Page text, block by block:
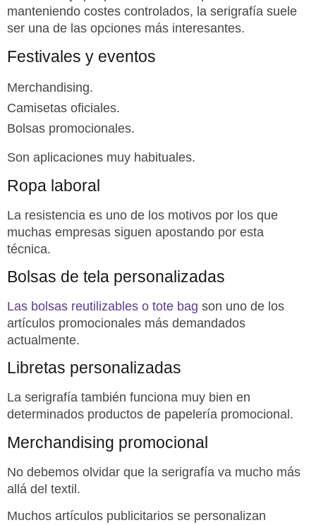
manteniendo costes controlados, la serigrafía suele
ser una de las opciones más interesantes.
Festivales y eventos
Merchandising.
Camisetas oficiales.
Bolsas promocionales.
Son aplicaciones muy habituales.
Ropa laboral
La resistencia es uno de los motivos por los que
muchas empresas siguen apostando por esta
técnica.
Bolsas de tela personalizadas
Las bolsas reutilizables o tote bag son uno de los
artículos promocionales más demandados
actualmente.
Libretas personalizadas
La serigrafía también funciona muy bien en
determinados productos de papelería promocional.
Merchandising promocional
No debemos olvidar que la serigrafía va mucho más
allá del textil.
Muchos artículos publicitarios se personalizan